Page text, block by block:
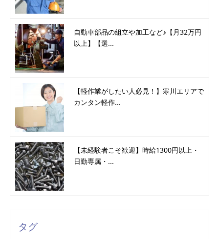
自動車部品の組立や加工など♪【月32万円
以上】【選...
【軽作業がしたい人必見！】寒川エリアで
カンタン軽作...
【未経験者こそ歓迎】時給1300円以上・
日勤専属・...
タグ